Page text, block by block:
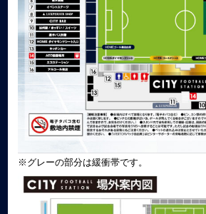
※グレーの部分は緩衝帯です。